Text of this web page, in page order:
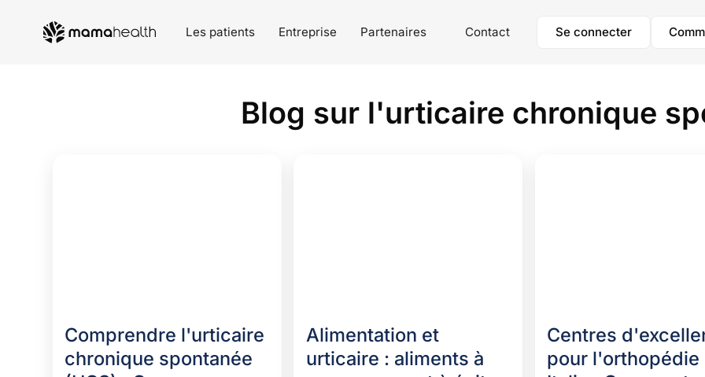
Les patients Entreprise Partenaires Contact Se connecter
Blog sur l'urticaire chronique
Comprendre l'urticaire
chronique spontanée
Alimentation et
urticaire : aliments à
Centres
pour l'orthopédie